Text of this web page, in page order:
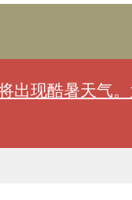
出现酷暑天气